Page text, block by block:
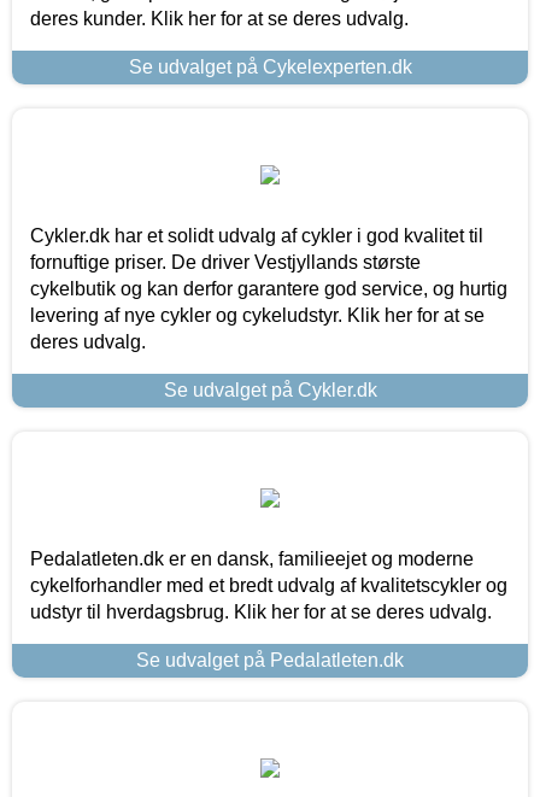
deres kunder. Klik her for at se deres udvalg.
Se udvalget på Cykelexperten.dk
Cykler.dk har et solidt udvalg af cykler i god kvalitet til
fornuftige priser. De driver Vestjyllands største
cykelbutik og kan derfor garantere god service, og hurtig
levering af nye cykler og cykeludstyr. Klik her for at se
deres udvalg.
Se udvalget på Cykler.dk
Pedalatleten.dk er en dansk, familieejet og moderne
cykelforhandler med et bredt udvalg af kvalitetscykler og
udstyr til hverdagsbrug. Klik her for at se deres udvalg.
Se udvalget på Pedalatleten.dk